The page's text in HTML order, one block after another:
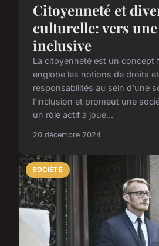
Citoyenneté et
culturelle: vers
inclusive
La citoyenneté est un concept
englobe les notions de droits
responsabilités au sein d'une
l'inclusion et promeut une
un rôle actif à joue...
20 décembre 2024
SOCIÉTÉ